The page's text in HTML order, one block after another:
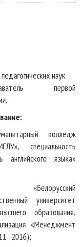
наук.
первой
колледж
специальность
английского языка»
университет
образования,
«Менеджмент